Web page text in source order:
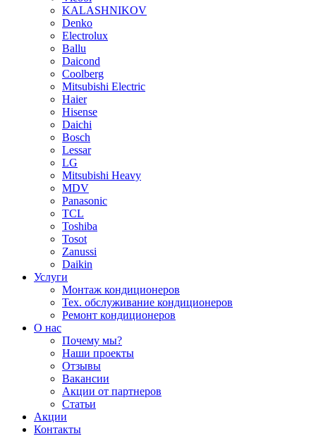
KALASHNIKOV
Denko
Electrolux
Ballu
Daicond
Coolberg
Mitsubishi Electric
Haier
Hisense
Daichi
Bosch
Lessar
LG
Mitsubishi Heavy
MDV
Panasonic
TCL
Toshiba
Tosot
Zanussi
Daikin
Услуги
Монтаж кондиционеров
Тех. обслуживание кондиционеров
Ремонт кондиционеров
О нас
Почему мы?
Наши проекты
Отзывы
Вакансии
Акции от партнеров
Статьи
Акции
Контакты